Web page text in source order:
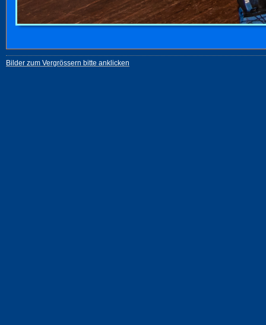
Bilder zum Vergrössern bitte anklicken